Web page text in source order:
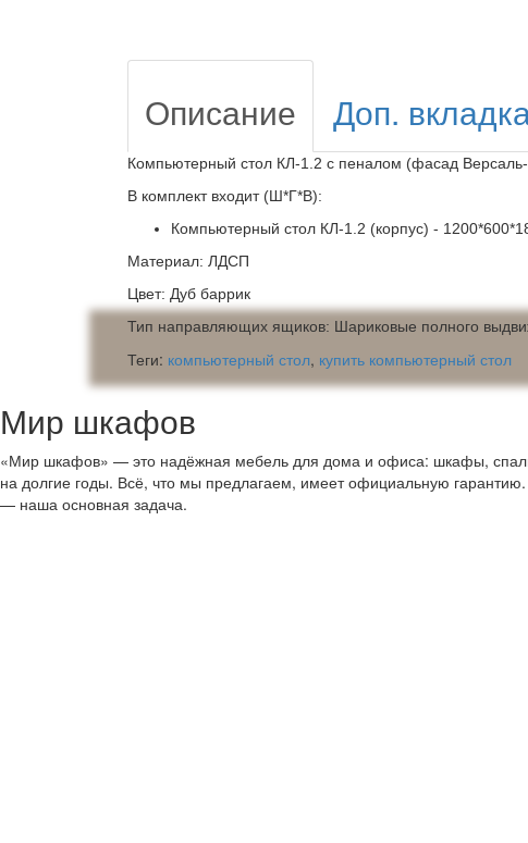
Описание Доп.
Компьютерный стол КЛ-1.2 с пеналом (фасад
В комплект входит (Ш*Г*В):
Компьютерный стол КЛ-1.2 (корпус) -
Материал: ЛДСП
Цвет: Дуб баррик
Тип направляющих ящиков: Шариковые полного
Теги: компьютерный стол, купить компьютерный стол
Мир шкафов
«Мир шкафов» — это надёжная мебель для дома и офиса: шкафы,
на долгие годы. Всё, что мы предлагаем, имеет официальную
— наша основная задача.